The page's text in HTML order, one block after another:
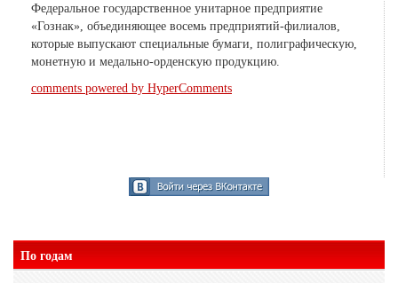
Федеральное государственное унитарное предприятие
«Гознак», объединяющее восемь предприятий-филиалов,
которые выпускают специальные бумаги, полиграфическую,
монетную и медально-орденскую продукцию.
comments powered by HyperComments
По годам